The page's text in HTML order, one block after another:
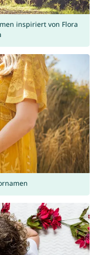
inspiriert von Flora